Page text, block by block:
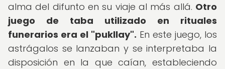
alma del difunto en su viaje al más allá. Otro
juego de taba utilizado en rituales
funerarios era el "pukllay". En este juego, los
astrágalos se lanzaban y se interpretaba la
disposición en la que caían, estableciendo